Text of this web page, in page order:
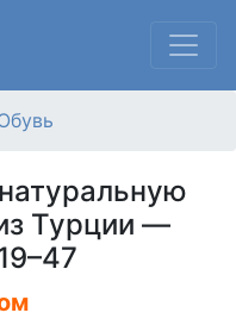
Турции —